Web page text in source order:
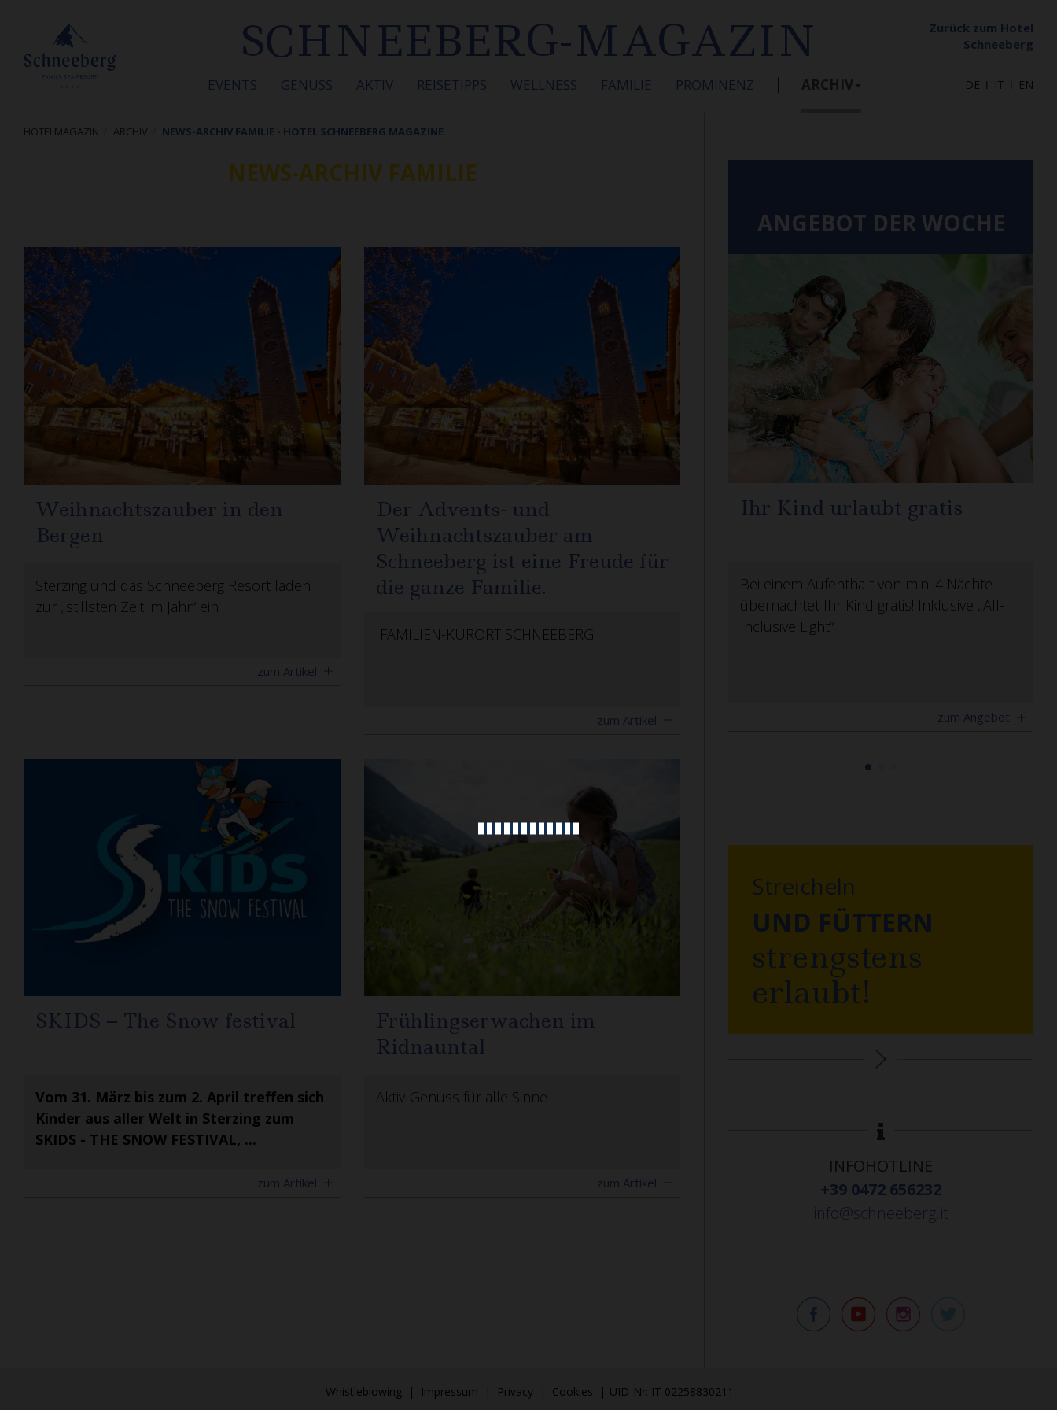
SCHNEEBERG-MAGAZIN
EVENTS GENUSS AKTIV REISETIPPS WELLNESS FAMILIE PROMINENZ ARCHIV
Zurück zum Hotel
Schneeberg
DE ǀ IT ǀ EN
HOTELMAGAZIN ARCHIV NEWS-ARCHIV FAMILIE - HOTEL SCHNEEBERG MAGAZINE
NEWS-ARCHIV FAMILIE
Weihnachtszauber in den
Bergen
Sterzing und das Schneeberg Resort laden
zur „stillsten Zeit im Jahr“ ein
zum Artikel
Der Advents- und
Weihnachtszauber am
Schneeberg ist eine Freude für
die ganze Familie.
FAMILIEN-KURORT SCHNEEBERG
zum Artikel
SKIDS – The Snow festival
Vom 31. März bis zum 2. April treffen sich
Kinder aus aller Welt in Sterzing zum
SKIDS - THE SNOW FESTIVAL, ...
zum Artikel
Frühlingserwachen im
Ridnauntal
Aktiv-Genuss für alle Sinne
zum Artikel
ANGEBOT DER WOCHE
Ihr Kind urlaubt gratis
Bei einem Aufenthalt von min. 4 Nächte
übernachtet Ihr Kind gratis! Inklusive „All-
Inclusive Light“
zum Angebot
Streicheln
UND FÜTTERN
strengstens
erlaubt!
INFOHOTLINE
+39 0472 656232
info@schneeberg.it
Whistleblowing | Impressum | Privacy | Cookies | UID-Nr: IT 02258830211